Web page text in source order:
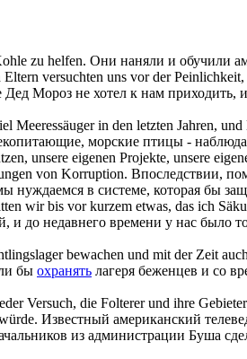
zu helfen. Они наняли и обучили
versuchten uns vor der
Мороз не хотел к нам приходить,
Meeressäuger in den letzten Jahren,
морские птицы -
unsere eigenen Projekte, unsere
von Korruption. Впоследствии,
в системе, которая бы
wir bis vor kurzem etwas, das ich
и до недавнего времени у нас было
bewachen und mit der Zeit
бы охранять лагеря беженцев и со
Versuch, die Folterer und ihre
Известный американский
из администрации Буша